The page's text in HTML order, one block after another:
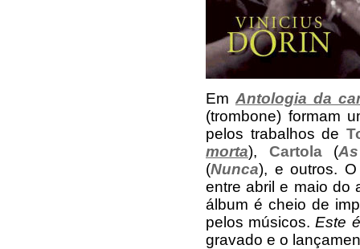
Em Antologia da
(trombone) formam
pelos trabalhos de
morta), Cartola(
(Nunca), e outros.
entre abril e maio do
álbum é cheio de
pelos músicos.Este
gravado e o